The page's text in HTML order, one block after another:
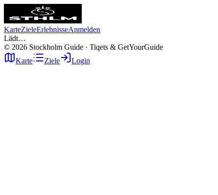
KarteZieleErlebnisseAnmelden
Lädt…
© 2026 Stockholm Guide · Tiqets & GetYourGuide
Karte
Ziele Login